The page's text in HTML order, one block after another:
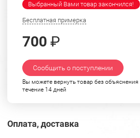
Выбранный Вами товар закончился!
Бесплатная примерка
700 ₽
Сообщить о поступлении
Вы можете вернуть товар без объяснения
течение 14 дней
Оплата, доставка